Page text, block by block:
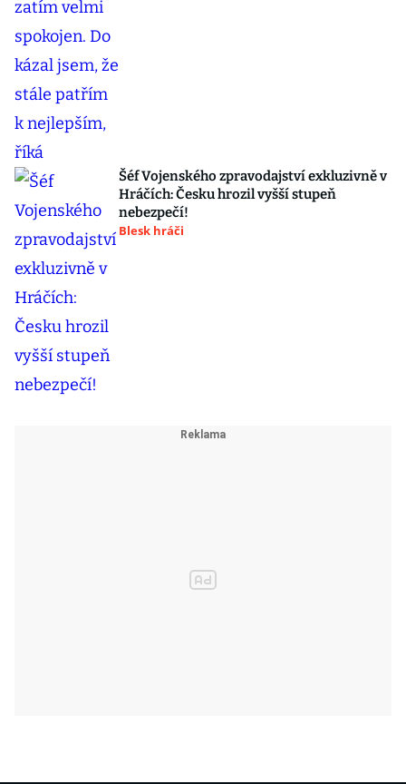
Šéf Vojenského zpravodajství exkluzivně v
Hráčích: Česku hrozil vyšší stupeň
nebezpečí!
Blesk hráči